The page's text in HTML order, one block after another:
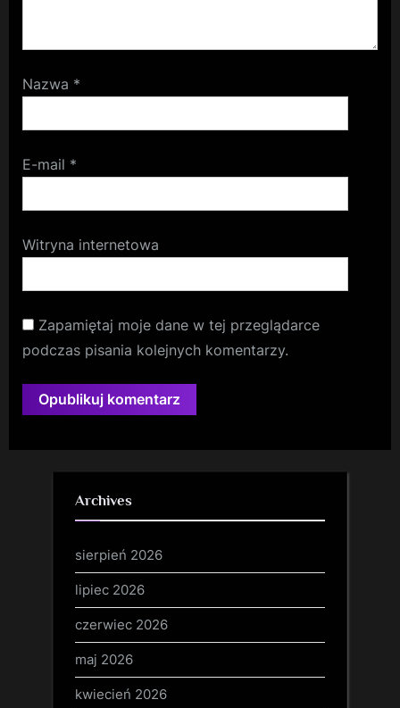
Nazwa *
E-mail *
Witryna internetowa
Zapamiętaj moje dane w tej przeglądarce
podczas pisania kolejnych komentarzy.
Archives
sierpień 2026
lipiec 2026
czerwiec 2026
maj 2026
kwiecień 2026